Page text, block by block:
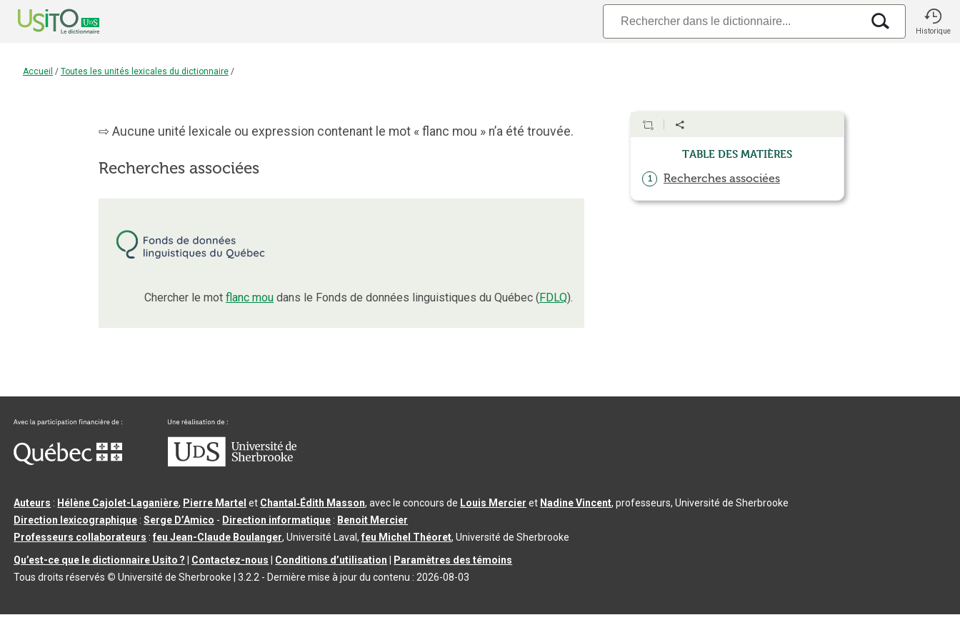
Historique
Accueil / Toutes les unités lexicales du dictionnaire /
Aucune unité lexicale ou expression contenant le mot « flanc mou » n’a été trouvée.
Recherches associées
Chercher le mot flanc mou dans le Fonds de données linguistiques du Québec (FDLQ).
Table des matières
1 Recherches associées
Auteurs : Hélène Cajolet-Laganière, Pierre Martel et Chantal‑Édith Masson, avec le concours de Louis Mercier et Nadine Vincent, professeurs, Université de Sherbrooke
Direction lexicographique :Serge D’Amico - Direction informatique : Benoit Mercier
Professeurs collaborateurs :feu Jean-Claude Boulanger, Université Laval,feu Michel Théoret, Université de Sherbrooke
Qu’est-ce que le dictionnaire Usito ?
Contactez-nous Conditions d’utilisation
Paramètres des témoins
Tous droits réservés © Université de Sherbrooke |3.2.2 - Dernière mise à jour du contenu : 2026-08-03